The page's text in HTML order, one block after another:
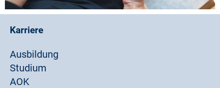
Karriere
Ausbildung
Studium
AOK